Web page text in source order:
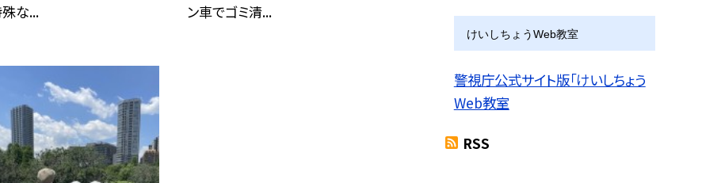
な...
ン車でゴミ清...
けいしちょうWeb教室
警視庁公式サイト版「けいしちょう
Web教室
RSS